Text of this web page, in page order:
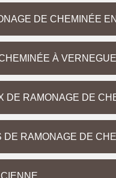
DE CHEMINÉE
À
DE RAMONAGE DE
RAMONAGE DE